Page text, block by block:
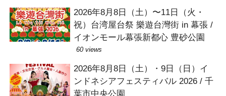
2026年8月8日（土）〜11日（火・
祝）台湾屋台祭 樂遊台灣街 in 幕張 /
イオンモール幕張新都心 豊砂公園
60 views
2026年8月8日（土）・9日（日）イ
ンドネシアフェスティバル 2026 / 千
葉市中央公園